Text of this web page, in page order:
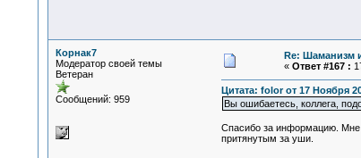
Корнак7
Модератор своей темы
Ветеран
Сообщений: 959
Re: Шаманизм
« Ответ #167 :
Цитата: folor от 17 Ноября
Вы ошибаетесь, коллега,
Спасибо за информацию. Мне
притянутым за уши.